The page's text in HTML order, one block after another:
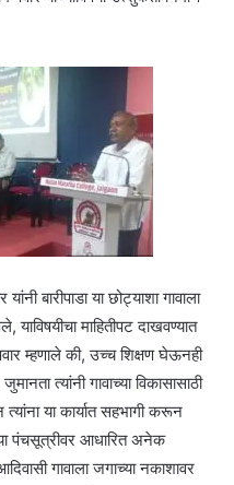
बारीपाडा या छोट्याशा गावाला
माहितीपट दाखवण्यात
म्हणाले की, उच्च शिक्षण घेऊनही
त्यांनी गावाच्या विकासासाठी
या कार्यात सहभागी करून
पंचसूत्रीवर आधारित अनेक
गावाला जगाच्या नकाशावर